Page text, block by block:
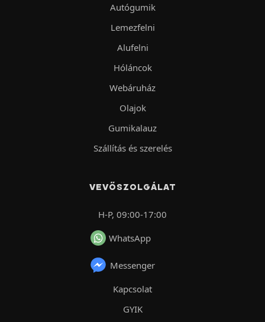
Autógumik
Lemezfelni
Alufelni
Hóláncok
Webáruház
Olajok
Gumikalauz
Szállítás és szerelés
VEVŐSZOLGÁLAT
H-P, 09:00-17:00
WhatsApp
Messenger
Kapcsolat
GYIK